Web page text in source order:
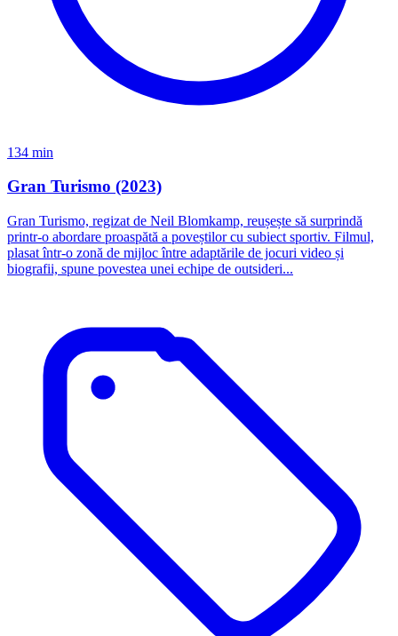
134 min
Gran Turismo (2023)
Gran Turismo, regizat de Neil Blomkamp, reușește să surprindă
printr-o abordare proaspătă a poveștilor cu subiect sportiv. Filmul,
plasat într-o zonă de mijloc între adaptările de jocuri video și
biografii, spune povestea unei echipe de outsideri...